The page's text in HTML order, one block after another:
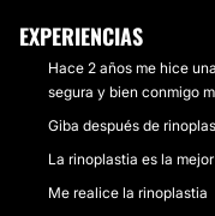
EXPERIENCIAS
Hace 2 años me hice
segura y bien conmigo
Giba después de
La rinoplastia es la
Me realice la rinoplastia